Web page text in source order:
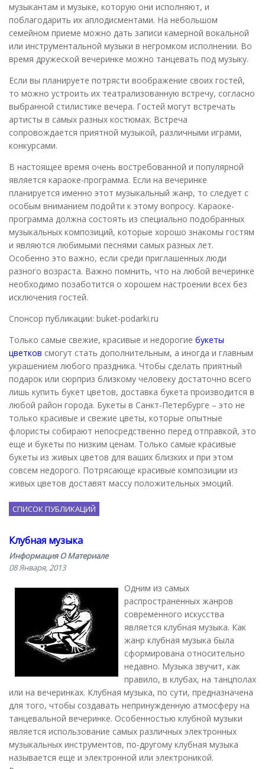
музыкантам и музыке, которую они исполняют, и
поблагодарить их аплодисментами. На небольшом
семейном приеме можно дать записи камерной вокальной
или инструментальной музыки в негромком исполнении. Во
время дружеской вечеринке можно танцевать под музыку.
Если вы планируете потрясти воображение своих гостей,
то можно устроить их театрализованную встречу, согласно
выбранной стилистике вечера. Гостей могут встречать
артисты в самых разных костюмах. Встреча
сопровождается приятной музыкой, различными играми,
конкурсами.
В настоящее время очень востребованной и популярной
является караоке-программа. Если на вечеринке
планируется именно этот музыкальный жанр, то следует с
особым вниманием подойти к этому вопросу. Караоке-
программа должна состоять из специально подобранных
музыкальных композиций, которые хорошо знакомы гостям
и являются любимыми песнями самых разных лет.
Особенно это важно, если среди приглашенных люди
разного возраста. Важно помнить, что на любой вечеринке
необходимо позаботится о хорошем настроении всех без
исключения гостей.
Спонсор публикации: buket-podarki.ru
Только самые свежие, красивые и недорогие букеты
цветков смогут стать дополнительным, а иногда и главным
украшением любого праздника. Чтобы сделать приятный
подарок или сюрприз близкому человеку достаточно всего
лишь купить букет цветов, доставка букета производится в
любой район города. Букеты в Санкт-Петербурге – это не
только красивые и свежие цветы, которые опытные
флористы собирают непосредственно перед отправкой, это
еще и букеты по низким ценам. Только самые красивые
букеты из живых цветов для ваших близких и при этом
совсем недорого. Потрясающе красивые композиции из
живых цветов доставят массу положительных эмоций.
СПИСОК ПУБЛИКАЦИЙ
Клубная музыка
Информация О Материале
08 Января, 2013
Одним из самых
распространенных жанров
современного искусства
является клубная музыка. Как
жанр клубная музыка была
сформирована относительно
недавно. Музыка звучит, как
правило, в клубах, на танцполах
или на вечеринках. Клубная музыка, по сути, предназначена
для того, чтобы создавать непринужденную атмосферу на
танцевальной вечеринке. Особенностью клубной музыки
является использование самых различных электронных
музыкальных инструментов, по-другому клубная музыка
называется еще и электронной или электроникой.